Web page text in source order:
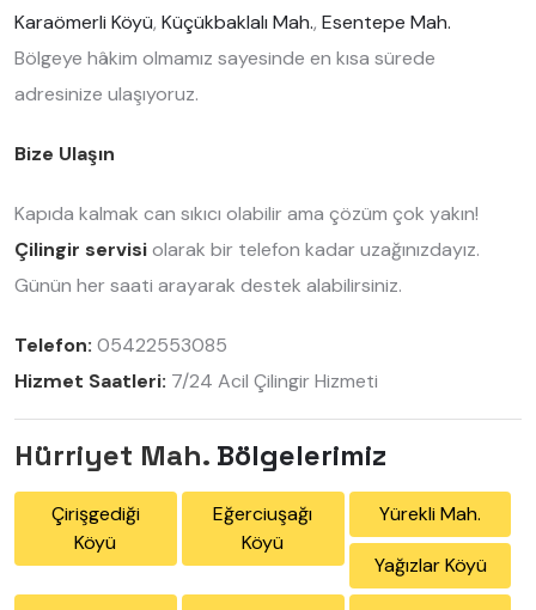
Karaömerli Köyü, Küçükbaklalı Mah., Esentepe Mah.
Bölgeye hâkim olmamız sayesinde en kısa sürede
adresinize ulaşıyoruz.
Bize Ulaşın
Kapıda kalmak can sıkıcı olabilir ama çözüm çok yakın!
Çilingir servisiolarak bir telefon kadar uzağınızdayız.
Günün her saati arayarak destek alabilirsiniz.
Telefon: 05422553085
Hizmet Saatleri: 7/24 Acil Çilingir Hizmeti
Hürriyet Mah. Bölgelerimiz
Çirişgediği
Köyü
Eğerciuşağı
Köyü
Yürekli Mah.
Yağızlar Köyü